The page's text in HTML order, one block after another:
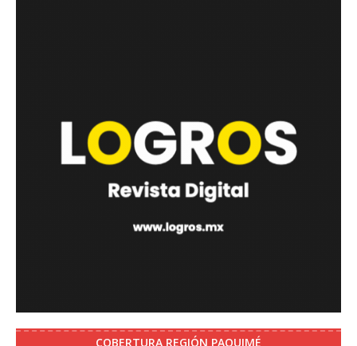
COBERTURA REGIÓN PAQUIMÉ